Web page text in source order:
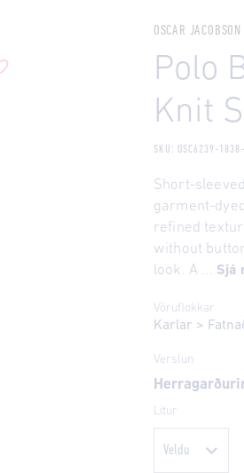
OSCAR JACOBSON
Polo
Knit
SKU: OSC6239-
Short-
garment-
refined
without
look. A ... Sjá
Vöruflokkar
Karlar >
Verslun
Litur